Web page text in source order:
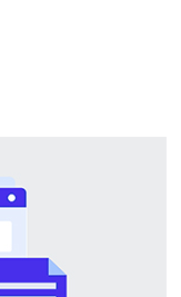
为关键。 3. 精